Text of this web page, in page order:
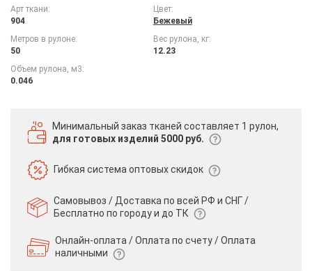
Арт ткани:
904
Цвет:
Бежевый
Метров в рулоне:
50
Вес рулона, кг:
12.23
Объем рулона, м3:
0.046
Минимальный заказ тканей составляет 1 рулон,
для готовых изделий 5000 руб.
Гибкая системаоптовых скидок
Самовывоз / Доставка по всей РФ и СНГ /
Бесплатно по городу и до ТК
Онлайн-оплата / Оплата по счету /Оплата
наличными